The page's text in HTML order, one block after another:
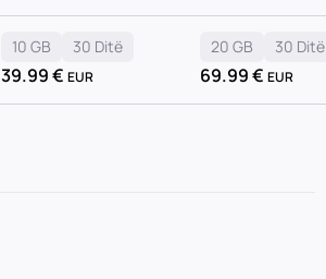
10 GB 30 Ditë
39.99€ EUR
20 GB 30 Ditë
69.99€ EUR